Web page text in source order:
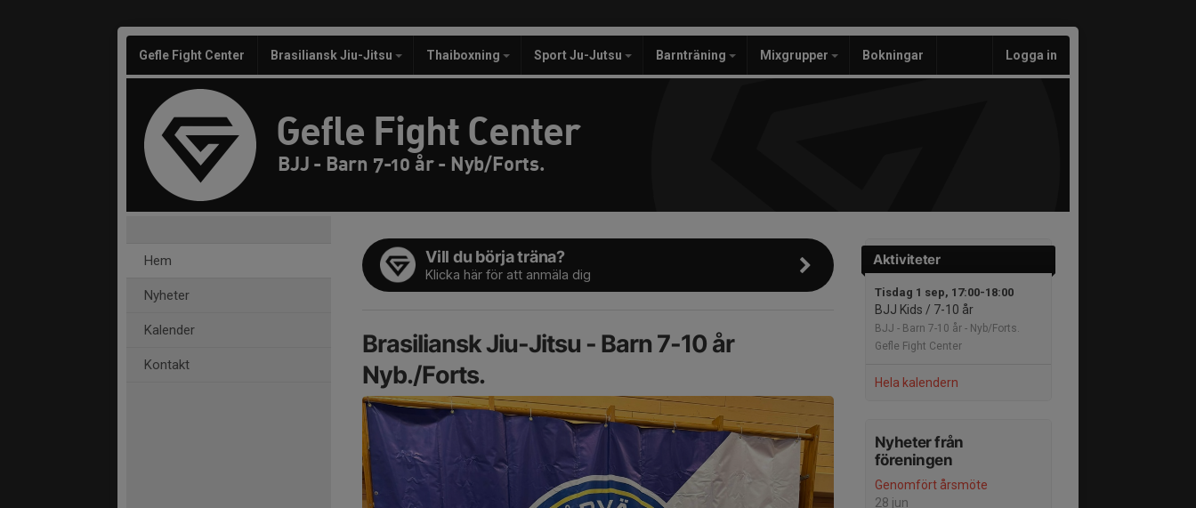
Gefle Fight Center Brasiliansk Jiu-Jitsu Thaiboxning Sport Ju-Jutsu Barnträning Mixgrupper Bokningar Logga in
Gefle Fight Center
BJJ - Barn 7-10 år - Nyb/Forts.
Hem
Nyheter
Kalender
Kontakt
Aktiviteter
Tisdag 1 sep, 17:00-18:00
BJJ Kids / 7-10 år
BJJ - Barn 7-10 år - Nyb/Forts.
Gefle Fight Center
Hela kalendern
Nyheter från
föreningen
Genomfört årsmöte
28 jun
Vill du börja träna?
Klicka här för att anmäla dig
Brasiliansk Jiu-Jitsu - Barn 7-10 år
Nyb./Forts.